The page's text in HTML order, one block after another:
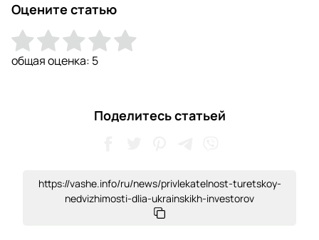
Оцените статью
общая оценка: 5
Поделитесь статьей
https://vashe.info/ru/news/privlekatelnost-turetskoy-
nedvizhimosti-dlia-ukrainskikh-investorov